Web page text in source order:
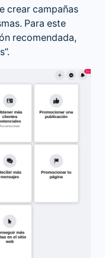
crear campañas
Para este
recomendada,